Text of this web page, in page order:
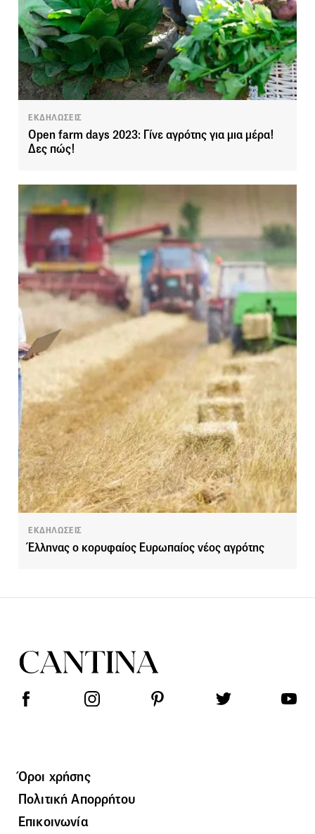
ΕΚΔΗΛΩΣΕΙΣ
Open farm days 2023: Γίνε αγρότης για μια μέρα!
Δες πώς!
ΕΚΔΗΛΩΣΕΙΣ
Έλληνας ο κορυφαίος Ευρωπαίος νέος αγρότης
Όροι χρήσης
Πολιτική Απορρήτου
Επικοινωνία